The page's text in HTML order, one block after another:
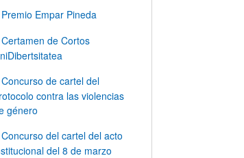
Premio Empar Pineda
Certamen de Cortos
Concurso de cartel del
contra las violencias
género
Concurso del cartel del acto
del 8 de marzo